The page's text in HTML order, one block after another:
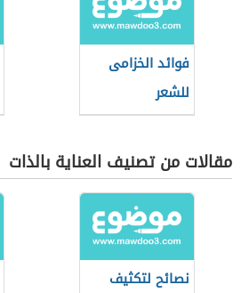
فوائد الخزامى
للشعر
مقالات من تصنيف العناية بالذات
نصائح لتكثيف